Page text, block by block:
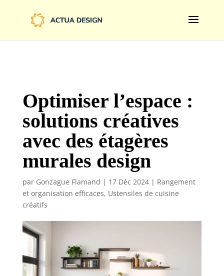
family=Limelight&display=swap');
Optimiser l’espace :
solutions créatives
avec des étagères
murales design
par Gonzague Flamand | 17 Déc 2024| Rangement
et organisation efficaces, Ustensiles de cuisine
créatifs